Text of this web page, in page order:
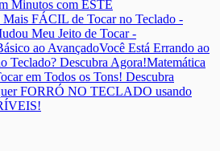
Minutos com ESTE
Mais FÁCIL de Tocar no Teclado -
Meu Jeito de Tocar -
ao AvançadoVocê Está Errando ao
Teclado? Descubra Agora!Matemática
em Todos os Tons! Descubra
FORRÓ NO TECLADO usando